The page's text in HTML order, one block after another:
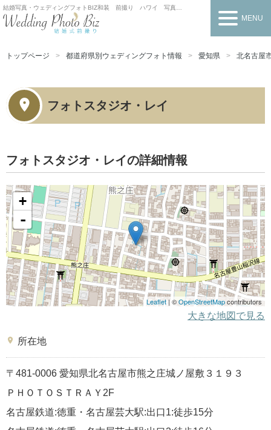
結婚写真・ウェディングフォトBIZ和装 前撮り ハワイ 写真だけの結婚式
MENU
トップページ 都道府県別ウェディングフォト情報 愛知県 北名古屋
フォトスタジオ・レイ
フォトスタジオ・レイの詳細情報
+
-
Leaflet | ©OpenStreetMapcontributors
大きな地図で見る
place 所在地
〒481-0006 愛知県北名古屋市熊之庄城ノ屋敷３１９３
ＰＨＯＴＯＳＴＲＡＹ2F
名古屋鉄道:徳重・名古屋芸大駅:出口1:徒歩15分